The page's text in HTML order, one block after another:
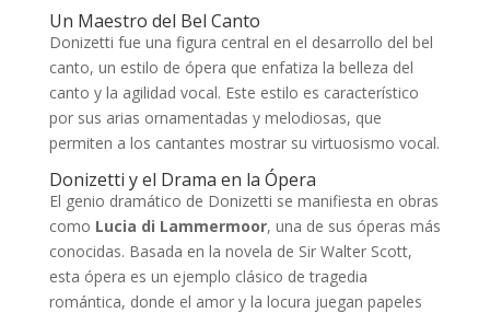
Un Maestro del Bel Canto
Donizetti fue una figura central en el desarrollo del bel
canto, un estilo de ópera que enfatiza la belleza del
canto y la agilidad vocal. Este estilo es característico
por sus arias ornamentadas y melodiosas, que
permiten a los cantantes mostrar su virtuosismo vocal.
Donizetti y el Drama en la Ópera
El genio dramático de Donizetti se manifiesta en obras
como Lucia di Lammermoor, una de sus óperas más
conocidas. Basada en la novela de Sir Walter Scott,
esta ópera es un ejemplo clásico de tragedia
romántica, donde el amor y la locura juegan papeles